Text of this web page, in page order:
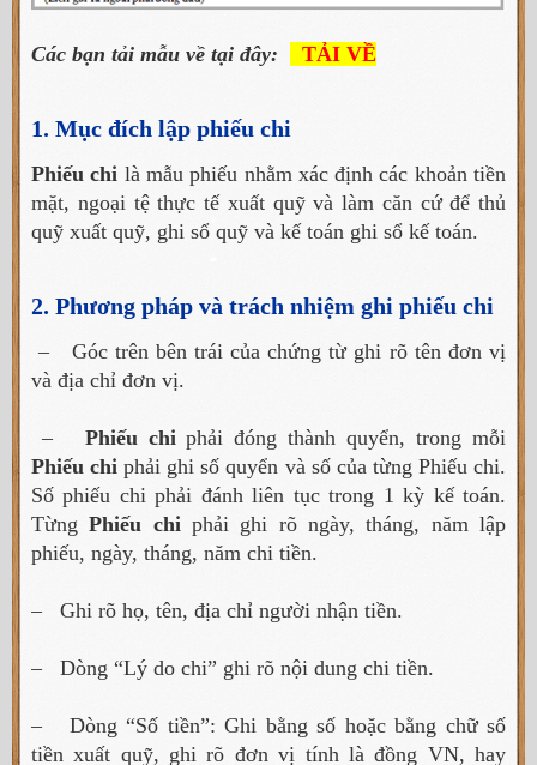
Các bạn tải mẫu về tại đây: TẢI VỀ
1. Mục đích lập phiếu chi
Phiếu chi là mẫu phiếu nhằm xác định các khoản tiền
mặt, ngoại tệ thực tế xuất quỹ và làm căn cứ để thủ
quỹ xuất quỹ, ghi sổ quỹ và kế toán ghi sổ kế toán.
2. Phương pháp và trách nhiệm ghi phiếu chi
– Góc trên bên trái của chứng từ ghi rõ tên đơn vị
và địa chỉ đơn vị.
– Phiếu chiphải đóng thành quyển, trong mỗi
Phiếu chi phải ghi số quyển và số của từng Phiếu chi.
Số phiếu chi phải đánh liên tục trong 1 kỳ kế toán.
TừngPhiếu chiphải ghi rõ ngày, tháng, năm lập
phiếu, ngày, tháng, năm chi tiền.
– Ghi rõ họ, tên, địa chỉ người nhận tiền.
– Dòng “Lý do chi” ghi rõ nội dung chi tiền.
– Dòng “Số tiền”: Ghi bằng số hoặc bằng chữ số
tiền xuất quỹ, ghi rõ đơn vị tính là đồng VN, hay